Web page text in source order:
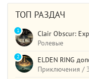
ТОП РАЗДАЧ
Clair Obscur:
Ролевые
1
ELDEN RING
Приключения /
2